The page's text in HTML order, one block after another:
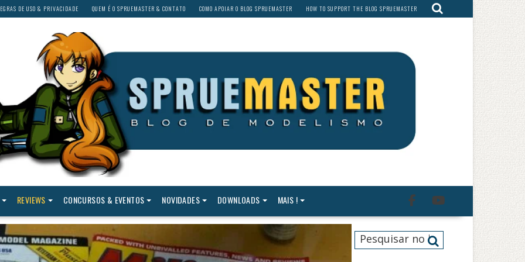
DE USO & PRIVACIDADE QUEM É O SPRUEMASTER & CONTATO COMO APOIAR O BLOG SPRUEMASTER HOW TO SUPPORT THE BLOG SPRUEMASTER
REVIEWS CONCURSOS & EVENTOS NOVIDADES DOWNLOADS MAIS !